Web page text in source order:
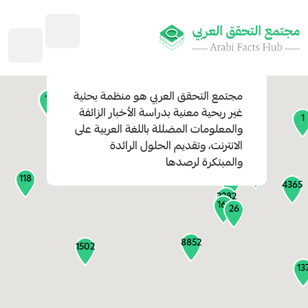
8852
127
45
2282
4365
1502
118
1113
26
1
161
مجتمع التحقق العربيهو منظمة بحثية
غير ربحية معنية بدراسة الأخبار الزائفة
والمعلومات المضللة باللغة العربية على
الانترنت، وتقديم الحلول الرائدة
والمبتكرة لرصدها